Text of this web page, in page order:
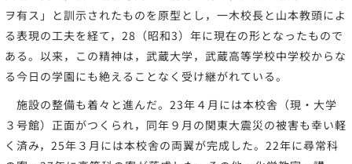
ヲ有ス」と訓示されたものを原型とし，一木校長と山本教頭によ
る表現の工夫を経て，28（昭和3）年に現在の形となったもので
ある。以来，この精神は，武蔵大学，武蔵高等学校中学校からな
る今日の学園にも絶えることなく受け継がれている。
施設の整備も着々と進んだ。23年４月には本校舎（現・大学
３号館）正面がつくられ，同年９月の関東大震災の被害も幸い軽
く済み，25年３月には本校舎の両翼が完成した。22年に尋常科